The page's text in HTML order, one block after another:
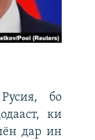
бо
ки
дар ин